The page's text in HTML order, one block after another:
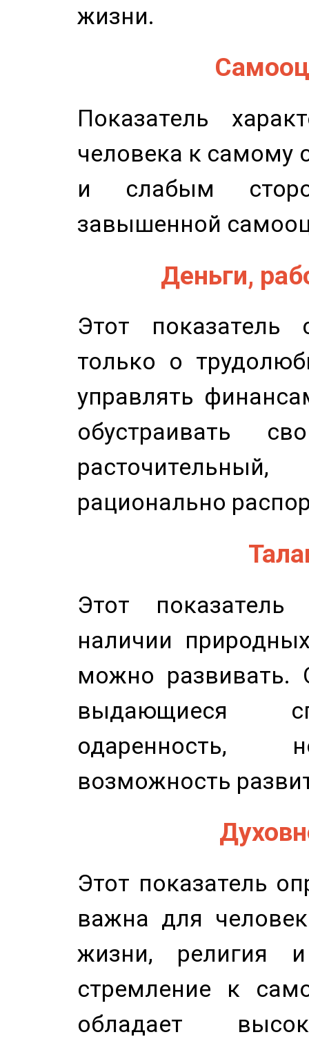
жизни.
Показатель
человека к самому
и слабым
завышенной
Деньги,
Этот показатель
только о
управлять
обустраивать
рационально
Этот показатель
наличии
можно развивать.
выдающиеся
одаренность,
возможность
Этот показатель
важна для
жизни, религия
стремление к
обладает